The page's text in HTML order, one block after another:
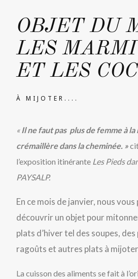
OBJET DU
LES
ET LES
À MIJOTER....
«Il ne faut pas plus de femme à la
crémaillère dans la cheminée. »
l’exposition itinérante Les Pieds
PAYSALP.
En ce mois de janvier, nous
découvrir un objet pour
plats d’hiver tel des soupes,
ragoûts et autres plats à
La cuisson des aliments se fait à